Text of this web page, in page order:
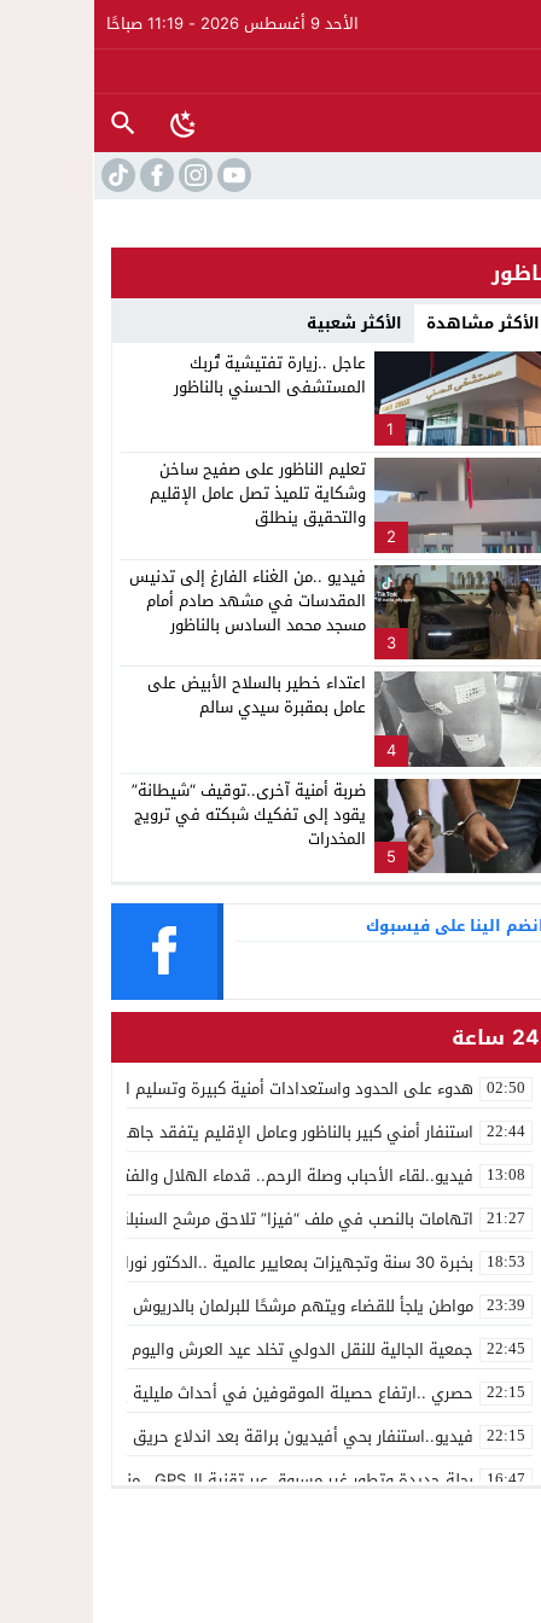
الأحد 9 أغسطس 2026 - 11:19 صباحًا
الأكثر مشاهدة الأكثر شعبية
1
عاجل ..زيارة تفتيشية تُربك
المستشفى الحسني بالناظور
2
تعليم الناظور على صفيح ساخن
وشكاية تلميذ تصل عامل الإقليم
والتحقيق ينطلق
3
فيديو ..من الغناء الفارغ إلى تدنيس
المقدسات في مشهد صادم أمام
مسجد محمد السادس بالناظور
4
اعتداء خطير بالسلاح الأبيض على
عامل بمقبرة سيدي سالم
5
ضربة أمنية آخرى..توقيف “شيطانة”
يقود إلى تفكيك شبكته في ترويج
المخدرات
الينا على فيسبوك
24 ساعة
02:50 هدوء على الحدود واستعدادات أمنية كبيرة وتسليم السلطات الإسبانية ل 1500 شخص للسلطات
22:44 استنفار أمني كبير بالناظور وعامل الإقليم يتفقد جاهزية القوات على
13:08 فيديو..لقاء الأحباب وصلة الرحم.. قدماء الهلال والفتح يجددون الوفاء
21:27 اتهامات بالنصب في ملف “فيزا” تلاحق مرشح السنبلة بالدريوش..
18:53 بخبرة 30 سنة وتجهيزات بمعايير عالمية ..الدكتور نورالدين صبار يفتتح عيادته المتخصصة في جراحة العظام بالناظور
23:39 مواطن يلجأ للقضاء ويتهم مرشحًا للبرلمان بالدريوش بالاستيلاء على 22 مليون سنتيم
22:45 جمعية الجالية للنقل الدولي تخلد عيد العرش واليوم الوطني للمهاجر
22:15 حصري ..ارتفاع حصيلة الموقوفين في أحداث مليلية إلى 82 شخصًا وتحقيقات تقود إلى متابعات جنائية ثقيلة
22:15 فيديو..استنفار بحي أفيديون براقة بعد اندلاع حريق داخل ضيعة فلاحية
16:47 بحلة جديدة وتطور غير مسبوق عبر تقنية الـ GPS.. منصة “مرحباناظور” تعزز مكانتها كوجهة أولى لسكان إقليمي الناظور والدريوش